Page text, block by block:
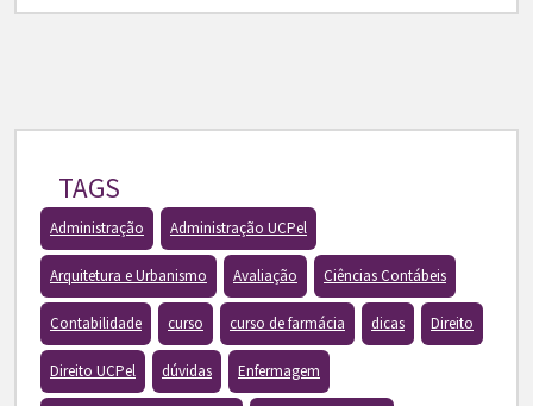
TAGS
Administração Administração UCPel
Arquitetura e Urbanismo Avaliação Ciências Contábeis
Contabilidade curso curso de farmácia dicas Direito
Direito UCPel dúvidas Enfermagem